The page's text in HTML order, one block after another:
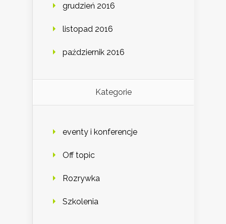
grudzień 2016
listopad 2016
październik 2016
Kategorie
eventy i konferencje
Off topic
Rozrywka
Szkolenia